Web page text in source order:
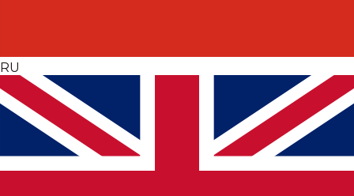
RU